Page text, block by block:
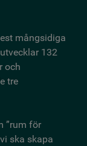
mångsidiga
132
och
tre
”rum för
ska skapa